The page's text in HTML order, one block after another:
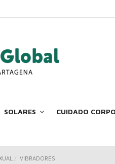
SOLARES CUIDADO
VIBRADORES